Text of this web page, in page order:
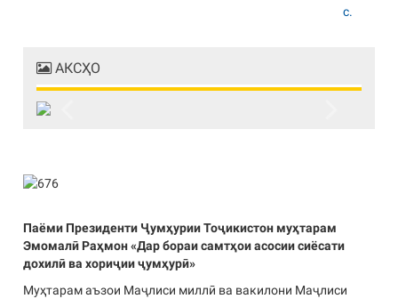
АКСҲО
Паёми Президенти Ҷумҳурии Тоҷикистон муҳтарам
Эмомалӣ Раҳмон «Дар бораи самтҳои асосии сиёсати
дохилӣ ва хориҷии ҷумҳурӣ»
Муҳтарам аъзои Маҷлиси миллӣ ва вакилони Маҷлиси